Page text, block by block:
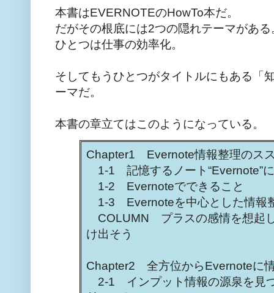
本書はEVERNOTEのHowTo本だ。
だがその根底には2つの隠れテーマがある
ひとつは仕事の効率化。
そしてもうひとつがタイトルにもある「
ーマだ。
本書の章立てはこのようになっている。
Chapter1 Evernote情報整理のス
1-1 記憶するノート“Evernote”
1-2 Evernoteでできること
1-3 Evernoteを中心とした情報
COLUMN プラスの感情を想起
け出そう
Chapter2 全方位からEvernoteに
2-1 インプット情報の源泉を見